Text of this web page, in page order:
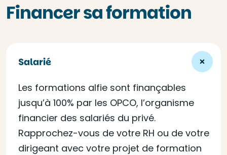
Financer sa formation
Salarié
Les formations alfie sont finançables
jusqu’à 100% par les OPCO, l’organisme
financier des salariés du privé.
Rapprochez-vous de votre RH ou de votre
dirigeant avec votre projet de formation